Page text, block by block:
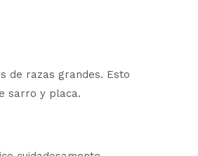
de razas grandes. Esto
sarro y placa.